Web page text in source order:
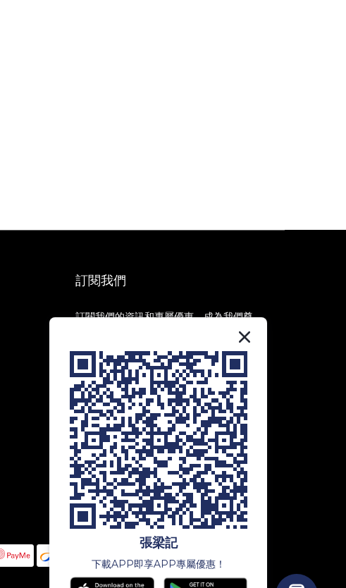
訂閱我們
訂閱我們的資訊和專屬優惠，成為我們尊
貴會員，享受第一手資訊和獨家優惠！
訂閱
張梁記
下載APP即享APP專屬優惠！